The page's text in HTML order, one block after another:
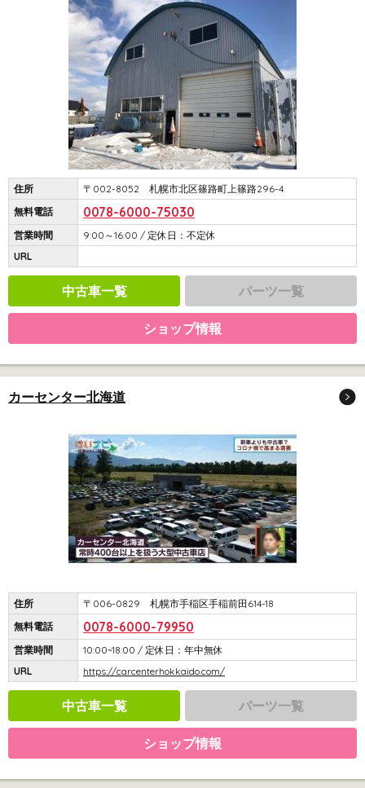
住所
〒002-8052 札幌市北区篠路町上篠路296-4
無料電話
0078-6000-75030
営業時間
9:00～16:00 / 定休日：不定休
URL
中古車一覧 パーツ一覧
ショップ情報
カーセンター北海道
住所
〒006-0829 札幌市手稲区手稲前田614-18
無料電話
0078-6000-79950
営業時間
10:00~18:00 / 定休日：年中無休
URL
https://carcenterhokkaido.com/
中古車一覧 パーツ一覧
ショップ情報